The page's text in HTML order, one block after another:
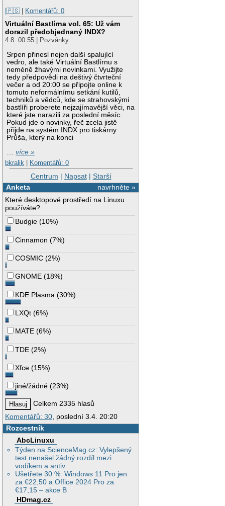
|🇵🇸 | Komentářů: 0
Virtuální Bastlírna vol. 65: Už vám
dorazil předobjednaný INDX?
4.8. 00:55 | Pozvánky
Srpen přinesl nejen další spalující
vedro, ale také Virtuální Bastlírnu s
neméně žhavými novinkami. Využijte
tedy předpovědi na deštivý čtvrteční
večer a od 20:00 se připojte online k
tomuto neformálnímu setkání kutilů,
techniků a vědců, kde se strahovskými
bastlíři proberete nejzajímavější věci, na
které jste narazili za poslední měsíc.
Pokud jde o novinky, řeč zcela jistě
přijde na systém INDX pro tiskárny
Průša, který na konci
…více »
bkralik
Komentářů: 0
Centrum | Napsat| Starší
navrhněte »
Anketa
Které desktopové prostředí na Linuxu
používáte?
Budgie (10%)
Cinnamon (7%)
COSMIC (2%)
GNOME (18%)
KDE Plasma (30%)
LXQt (6%)
MATE (6%)
TDE (2%)
Xfce (15%)
jiné/žádné (23%)
Celkem 2335 hlasů
Komentářů: 30 , poslední 3.4. 20:20
Rozcestník
AbcLinuxu
Týden na ScienceMag.cz: Vylepšený
test nenašel žádný rozdíl mezi
vodíkem a antiv
Ušetřete 30 %: Windows 11 Pro jen
za €22,50 a Office 2024 Pro za
€17,15 – akce B
HDmag.cz